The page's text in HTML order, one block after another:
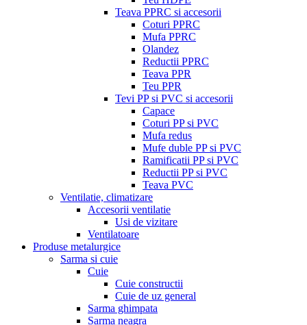
Teava PPRC si accesorii
Coturi PPRC
Mufa PPRC
Olandez
Reductii PPRC
Teava PPR
Teu PPR
Tevi PP si PVC si accesorii
Capace
Coturi PP si PVC
Mufa redus
Mufe duble PP si PVC
Ramificatii PP si PVC
Reductii PP si PVC
Teava PVC
Ventilatie, climatizare
Accesorii ventilatie
Usi de vizitare
Ventilatoare
Produse metalurgice
Sarma si cuie
Cuie
Cuie constructii
Cuie de uz general
Sarma ghimpata
Sarma neagra